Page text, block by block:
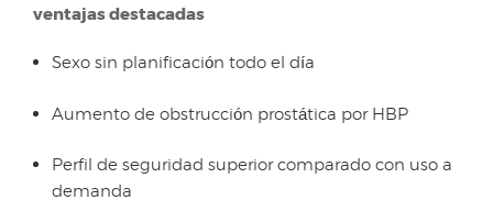
ventajas destacadas
Sexo sin planificación todo el día
Aumento de obstrucción prostática por HBP
Perfil de seguridad superior comparado con uso a
demanda